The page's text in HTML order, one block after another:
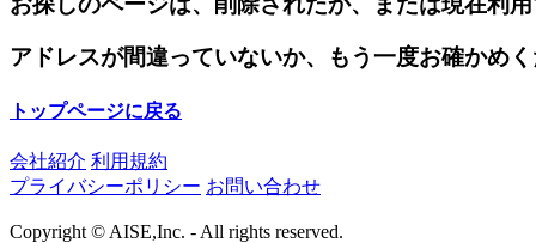
アドレスが間違っていないか、もう一度お確かめ
トップページに戻る
会社紹介 利用規約
プライバシーポリシー お問い合わせ
Copyright © AISE,Inc. - All rights reserved.